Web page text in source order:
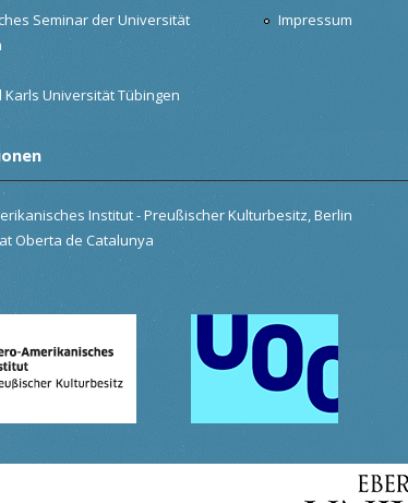
Seminar der Universität
Karls Universität Tübingen
Impressum
Institut - Preußischer Kulturbesitz, Berlin
Oberta de Catalunya